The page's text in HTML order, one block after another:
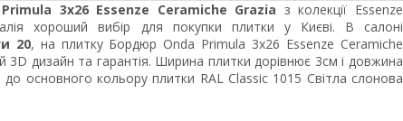
3x26 Essenze Ceramiche Grazia з колекції Essenze
хороший вибір для покупки плитки у Києві. В салоні
20, на плитку Бордюр Onda Primula 3x26 Essenze Ceramiche
3D дизайн та гарантія. Ширина плитки дорівнює 3см і довжина
основного кольору плитки RAL Classic 1015 Світла слонова